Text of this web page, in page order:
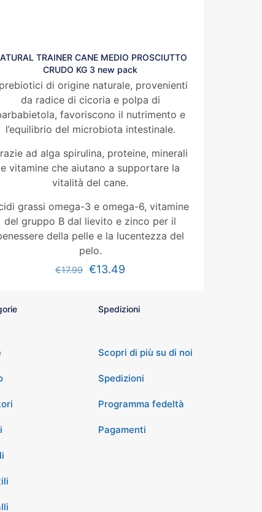
TRAINER CANE MEDIO PROSCIUTTO
CRUDO KG 3 new pack
di origine naturale, provenienti
da radice di cicoria e polpa di
favoriscono il nutrimento e
l’equilibrio del microbiota intestinale.
ad alga spirulina, proteine, minerali
e vitamine che aiutano a supportare la
vitalità del cane.
grassi omega-3 e omega-6, vitamine
del gruppo B dal lievito e zinco per il
della pelle e la lucentezza del
pelo.
€17.99 €13.49
Spedizioni
Scopri di più su di noi
Spedizioni
Programma fedeltà
Pagamenti